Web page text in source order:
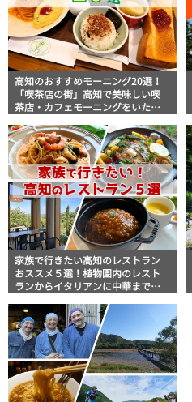
高知のおすすめモーニング20選！
「喫茶店の街」高知で美味しい喫
茶店・カフェモーニングをいただ
家族で行きたい高知のレストラン
おススメ５選！植物園内のレスト
ランからイタリアンに中華まで楽